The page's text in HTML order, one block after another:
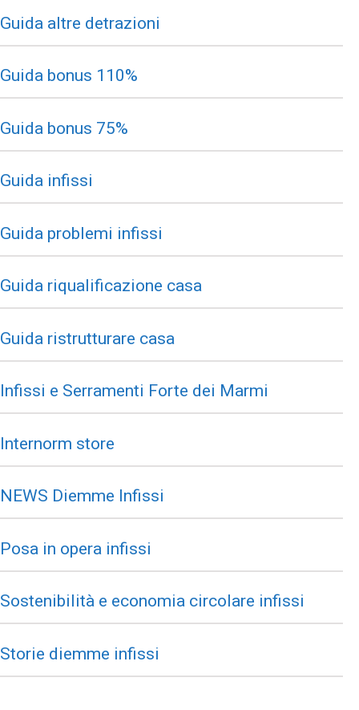
Guida altre detrazioni
Guida bonus 110%
Guida bonus 75%
Guida infissi
Guida problemi infissi
Guida riqualificazione casa
Guida ristrutturare casa
Infissi e Serramenti Forte dei Marmi
Internorm store
NEWS Diemme Infissi
Posa in opera infissi
Sostenibilità e economia circolare infissi
Storie diemme infissi